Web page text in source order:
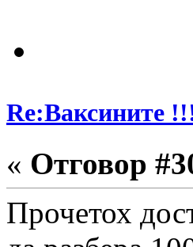
Re:Ваксините
« Отговор
Прочетох